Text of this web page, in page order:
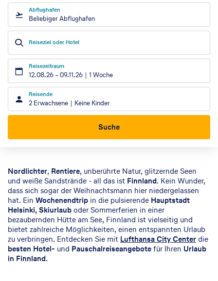
Abflughafen
Beliebiger Abflughafen
Reiseziel oder Hotel
Reisezeitraum
12.08.26 –09.11.26 1 Woche
Reisende
2 Erwachsene Keine Kinder
Suche
Nordlichter, Rentiere, unberührte Natur, glitzernde Seen
und weiße Sandstrände - all das ist Finnland. Kein Wunder,
dass sich sogar der Weihnachtsmann hier niedergelassen
hat. Ein Wochenendtrip in die pulsierende Hauptstadt
Helsinki,Skiurlauboder Sommerferien in einer
bezaubernden Hütte am See, Finnland ist vielseitig und
bietet zahlreiche Möglichkeiten, einen entspannten Urlaub
zu verbringen. Entdecken Sie mit Lufthansa City Centerdie
besten Hotel- und Pauschalreiseangebotefür Ihren Urlaub
in Finnland.